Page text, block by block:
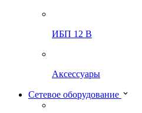
ИБП 12 В
Аксессуары
Сетевое оборудование